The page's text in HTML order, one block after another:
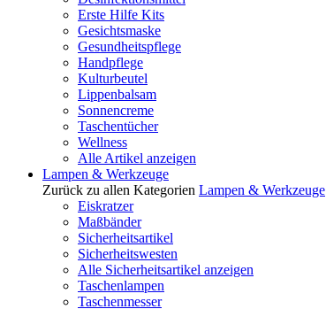
Erste Hilfe Kits
Gesichtsmaske
Gesundheitspflege
Handpflege
Kulturbeutel
Lippenbalsam
Sonnencreme
Taschentücher
Wellness
Alle Artikel anzeigen
Lampen & Werkzeuge
Zurück zu allen Kategorien Lampen & Werkzeuge
Eiskratzer
Maßbänder
Sicherheitsartikel
Sicherheitswesten
Alle Sicherheitsartikel anzeigen
Taschenlampen
Taschenmesser